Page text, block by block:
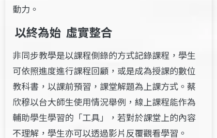
動力。
以終為始 虛實整合
非同步教學是以課程側錄的方式記錄課程，學生
可依照進度進行課程回顧，或是成為授課的數位
教科書，以課前預習，課堂解題為上課方式。蔡
欣穆以台大師生使用情況舉例，線上課程能作為
輔助學生學習的「工具」，若對於課堂上的內容
不理解，學生亦可以透過影片反覆觀看學習。